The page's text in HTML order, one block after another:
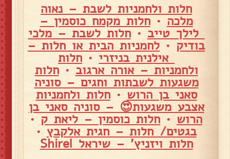
חלות ולחמניות לשבת – נאוה
מלכה •חלות מקמח כוסמין –
לילך טייב •חלות לשבת – מלכי
בודיק • לחמניות הבית או חלות –
אילנית בניזרי • חלות
ולחמניות – אורה ארגוב •חלות
משגעות לשבתות וחגים – סוניה
סאני בן הרוש •חלות ולחמניות
אצבע משגעות😍 – סוניה סאני בן
הרוש • חלות כוסמין – ליאת ק •
בגטים/ חלות – חגית אלקבץ •
חלות ויזניץ' – שיראל Shirel